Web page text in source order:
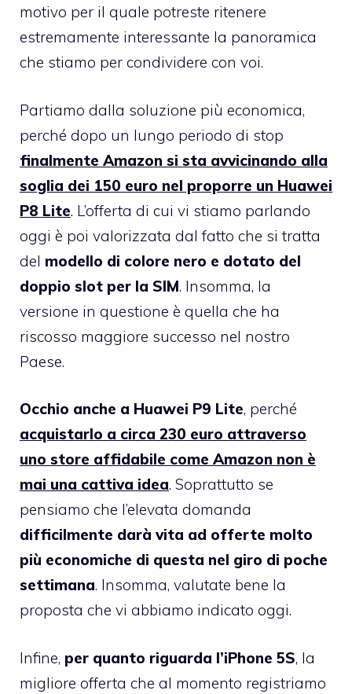
motivo per il quale potreste ritenere
estremamente interessante la panoramica
che stiamo per condividere con voi.
Partiamo dalla soluzione più economica,
perché dopo un lungo periodo di stop
finalmente Amazon si sta avvicinando alla
soglia dei 150 euro nel proporre un Huawei
P8 Lite. L’offerta di cui vi stiamo parlando
oggi è poi valorizzata dal fatto che si tratta
del modello di colore nero e dotato del
doppio slot per la SIM. Insomma, la
versione in questione è quella che ha
riscosso maggiore successo nel nostro
Paese.
Occhio anche a Huawei P9 Lite, perché
acquistarlo a circa 230 euro attraverso
uno store affidabile come Amazon non è
mai una cattiva idea. Soprattutto se
pensiamo che l’elevata domanda
difficilmente darà vita ad offerte molto
più economiche di questa nel giro di poche
settimana. Insomma, valutate bene la
proposta che vi abbiamo indicato oggi.
Infine, per quanto riguarda l’iPhone 5S, la
migliore offerta che al momento registriamo